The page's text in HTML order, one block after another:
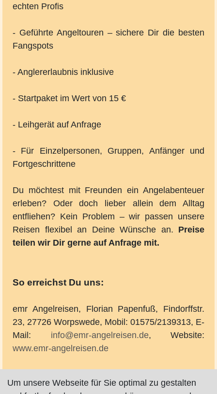
echten Profis
- Geführte Angeltouren – sichere Dir die besten
Fangspots
- Anglererlaubnis inklusive
- Startpaket im Wert von 15 €
- Leihgerät auf Anfrage
- Für Einzelpersonen, Gruppen, Anfänger und
Fortgeschrittene
Du möchtest mit Freunden ein Angelabenteuer
erleben? Oder doch lieber allein dem Alltag
entfliehen? Kein Problem – wir passen unsere
Reisen flexibel an Deine Wünsche an. Preise
teilen wir Dir gerne auf Anfrage mit.
So erreichst Du uns:
emr Angelreisen, Florian Papenfuß, Findorffstr.
23, 27726 Worpswede, Mobil: 01575/2139313, E-
Mail: info@emr-angelreisen.de, Website:
www.emr-angelreisen.de
Reiseberichte, Fangbilder und Angebote:
Um unsere Webseite für Sie optimal zu gestalten